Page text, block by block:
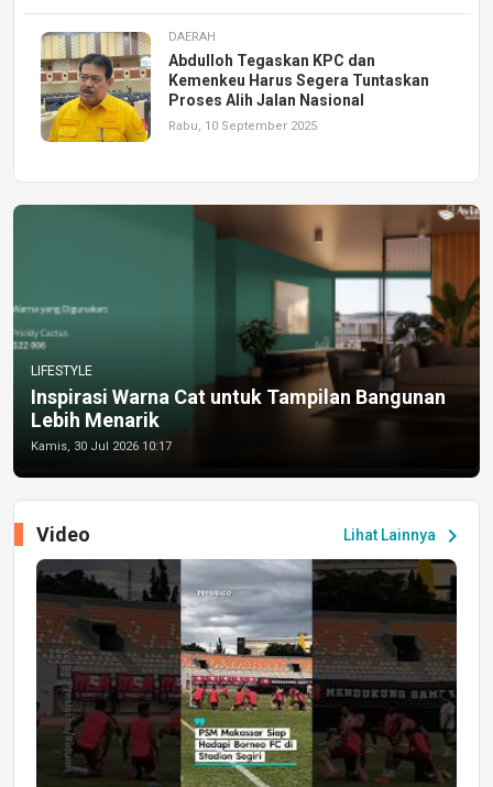
DAERAH
Abdulloh Tegaskan KPC dan
Kemenkeu Harus Segera Tuntaskan
Proses Alih Jalan Nasional
Rabu, 10 September 2025
LIFESTYLE
Inspirasi Warna Cat untuk Tampilan Bangunan
Lebih Menarik
Kamis, 30 Jul 2026 10:17
Lihat Lainnya chevron_right
Video